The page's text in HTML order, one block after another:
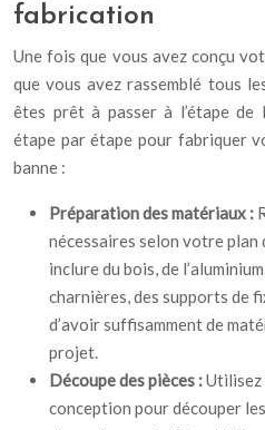
fabrication
Une fois que vous avez conçu
que vous avez rassemblé tous
êtes prêt à passer à l’étape
étape par étape pour fabriquer
banne :
Préparation des matériaux :
nécessaires selon votre plan
inclure du bois, de
charnières, des supports de
d’avoir suffisamment de
projet.
Découpe des pièces :Utilisez
conception pour découper